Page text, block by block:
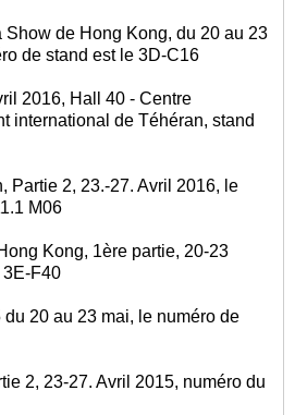
de Hong Kong, du 20 au 23
de stand est le 3D-C16
2016, Hall 40 - Centre
international de Téhéran, stand
Partie 2, 23.-27. Avril 2016, le
M06
Kong, 1ère partie, 20-23
3E-F40
20 au 23 mai, le numéro de
2, 23-27. Avril 2015, numéro du